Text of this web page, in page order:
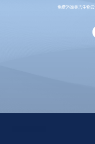
免费咨询美吉生物